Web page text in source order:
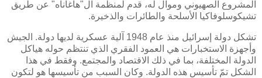
المشروع الصهيوني وموال له، قدم لمنظمة ال"هاغاناه" عن طريق
تشيكوسلوفاكيا الأسلحة والطائرات والذخيرة.
تشكل دولة إسرائيل منذ عام 1948 آلية عسكرية لديها دولة. الجيش
وأجهزة الاستخبارات هي العمود الفقري الذي تنتظم حوله هياكل
الدولة المختلفة، بما في ذلك الاقتصاد والمجتمع. وفقط في هذا
الشكل تمّ تأسيس هذه الدولة. وكان السبب من تأسيسها هو لتكون